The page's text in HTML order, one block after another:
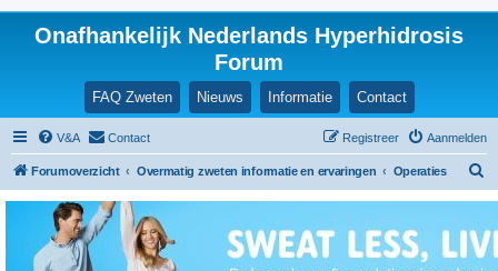
Onafhankelijk Nederlands Hyperhidrosis
Forum
FAQ Zweten Nieuws Informatie Contact
V&A Contact Aanmelden
Registreer
Forumoverzicht Overmatig zweten informatie en ervaringen Operaties
k